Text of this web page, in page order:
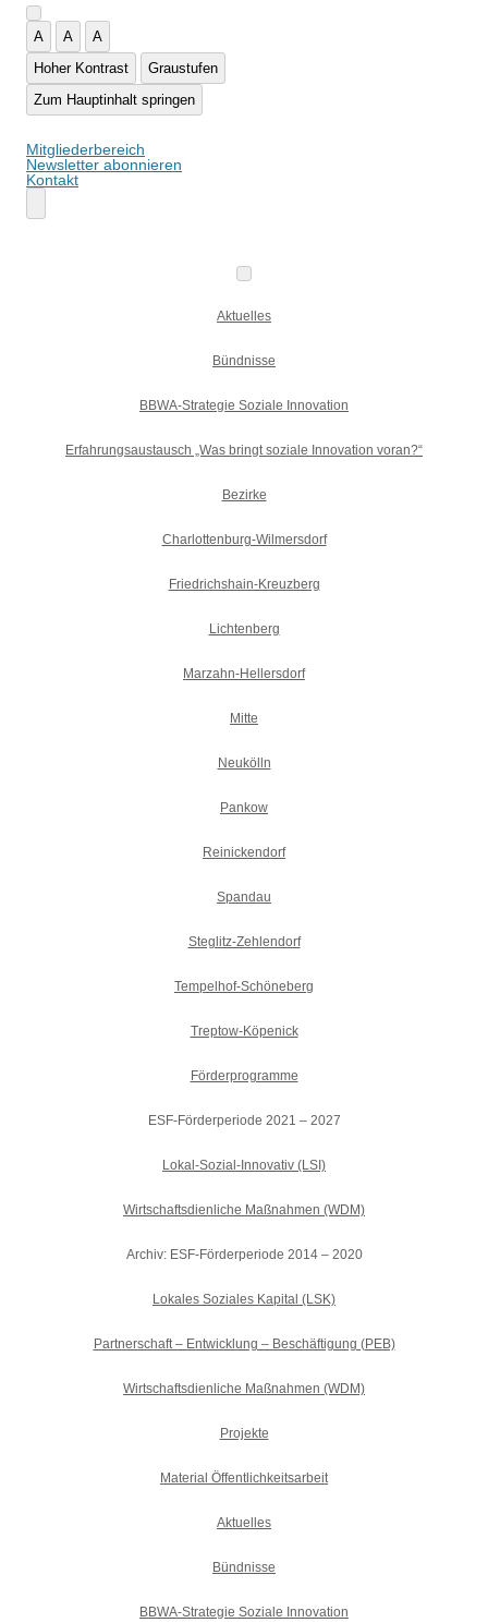
A A
A
Hoher Kontrast
Graustufen
Zum Hauptinhalt springen
Mitgliederbereich
Newsletter abonnieren
Kontakt
Aktuelles
Bündnisse
BBWA-Strategie Soziale Innovation
Erfahrungsaustausch „Was bringt soziale Innovation voran?“
Bezirke
Charlottenburg-Wilmersdorf
Friedrichshain-Kreuzberg
Lichtenberg
Marzahn-Hellersdorf
Mitte
Neukölln
Pankow
Reinickendorf
Spandau
Steglitz-Zehlendorf
Tempelhof-Schöneberg
Treptow-Köpenick
Förderprogramme
ESF-Förderperiode 2021 – 2027
Lokal-Sozial-Innovativ (LSI)
Wirtschaftsdienliche Maßnahmen (WDM)
Archiv: ESF-Förderperiode 2014 – 2020
Lokales Soziales Kapital (LSK)
Partnerschaft – Entwicklung – Beschäftigung (PEB)
Wirtschaftsdienliche Maßnahmen (WDM)
Projekte
Material Öffentlichkeitsarbeit
Aktuelles
Bündnisse
BBWA-Strategie Soziale Innovation